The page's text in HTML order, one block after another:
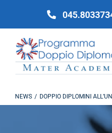
contenuto
NEWS DOPPIO DIPLOMINI